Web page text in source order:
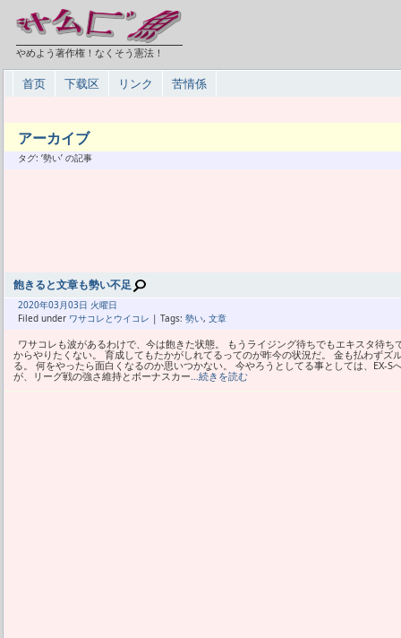
やめよう著作権！なくそう憲法！
首页 下载区 リンク 苦情係
アーカイブ
タグ: ‘勢い’ の記事
飽きると文章も勢い不足
2020年03月03日 火曜日
Filed under ワサコレとウイコレ | Tags: 勢い, 文章
ワサコレも波があるわけで、今は飽きた状態。 もうライジング待ちでもエキスタ待
からやりたくない。 育成してもたかがしれてるってのが昨今の状況だ。 金も払わず
る。 何をやったら面白くなるのか思いつかない。 今やろうとしてる事としては、EX-
が、リーグ戦の強さ維持とボーナスカー…続きを読む